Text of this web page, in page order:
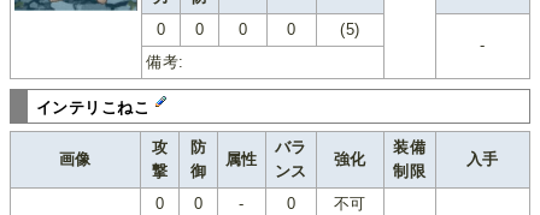
0 0 0 0
(5)
-
備考:
インテリこねこ
画像
攻
撃
防
御
属性
バラ
ンス
強化
装備
制限
入手
0 0 - 0 不可